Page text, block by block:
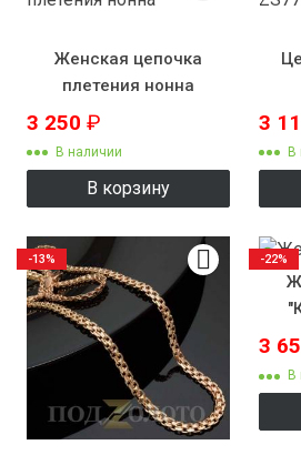
Женская цепочка
плетения нонна
3 250 ₽
В наличии
В корзину
3
В
-13%
3
В
-22%